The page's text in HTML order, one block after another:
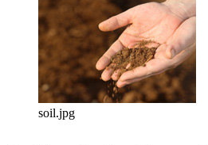
soil.jpg